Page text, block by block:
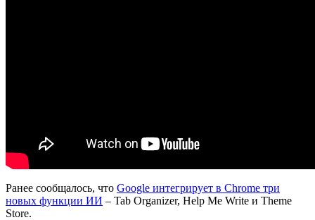
Ранее сообщалось, что Google интегрирует в Chrome три
новых функции ИИ – Tab Organizer, Help Me Write и Theme
Store.